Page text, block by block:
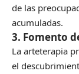
de las
acumuladas.
3. Fomento
La arteterapia
el